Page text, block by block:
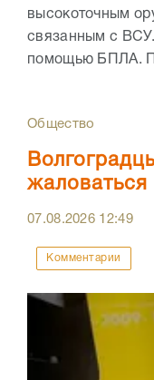
высокоточным
связанным с
помощью БПЛА.
Общество
жаловаться
07.08.2026 12:49
Комментарии